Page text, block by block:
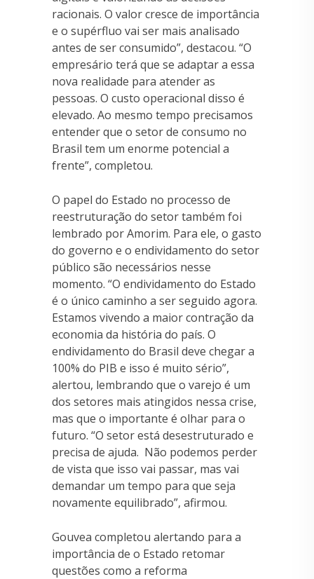
racionais. O valor cresce de importância
e o supérfluo vai ser mais analisado
antes de ser consumido”, destacou. “O
empresário terá que se adaptar a essa
nova realidade para atender as
pessoas. O custo operacional disso é
elevado. Ao mesmo tempo precisamos
entender que o setor de consumo no
Brasil tem um enorme potencial a
frente”, completou.
O papel do Estado no processo de
reestruturação do setor também foi
lembrado por Amorim. Para ele, o gasto
do governo e o endividamento do setor
público são necessários nesse
momento. “O endividamento do Estado
é o único caminho a ser seguido agora.
Estamos vivendo a maior contração da
economia da história do país. O
endividamento do Brasil deve chegar a
100% do PIB e isso é muito sério”,
alertou, lembrando que o varejo é um
dos setores mais atingidos nessa crise,
mas que o importante é olhar para o
futuro. “O setor está desestruturado e
precisa de ajuda. Não podemos perder
de vista que isso vai passar, mas vai
demandar um tempo para que seja
novamente equilibrado”, afirmou.
Gouvea completou alertando para a
importância de o Estado retomar
questões como a reforma